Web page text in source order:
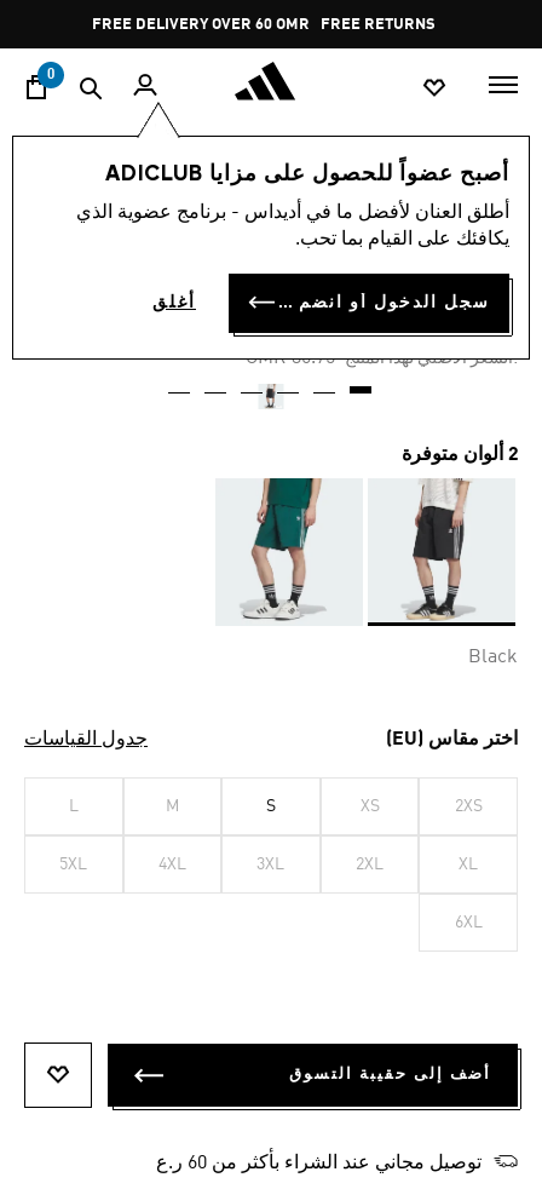
Pause
promotion
rotation
FREE DELIVERY OVER 60 OMR FREE RETURNS
0
أصبح عضواً للحصول على مزايا ADICLUB
أطلق العنان لأفضل ما في أديداس - برنامج عضوية الذي
يكافئك على القيام بما تحب.
سجل الدخول أو انضم الآن أغلق
الرجال ملابس
-50%
شورت محبوك
OMR 16.59
:السعر الأصلي لهذا المنتج Price reduced from
OMR 36.75
to
2 ألوان متوفرة
Black
اختر مقاس (EU) جدول القياسات
2XS
XS
S
M
L
XL
2XL
3XL
4XL
5XL
6XL
أضف إلى حقيبة التسوق
توصيل مجاني عند الشراء بأكثر من 60 ر.ع